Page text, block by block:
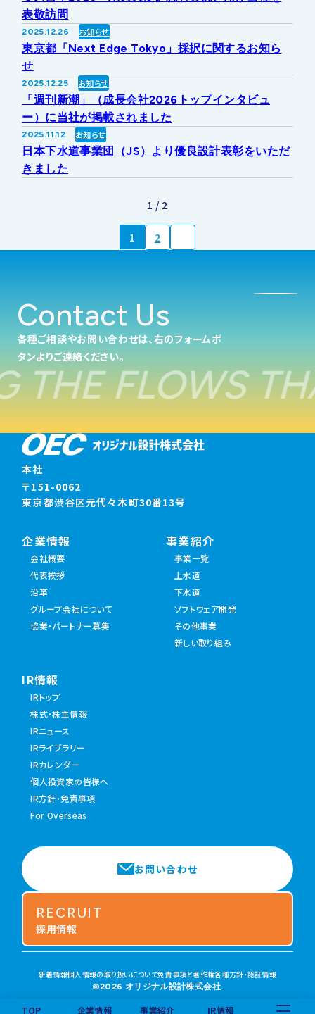
TOP 企業情報 事業紹介 IR情報
表敬訪問
2025.12.26 お知らせ
東京都「Next Edge Tokyo」採択に関するお知ら
せ
2025.12.25 お知らせ
「週刊新潮」（成長会社2026トップインタビュ
ー）に当社が掲載されました
2025.11.12 お知らせ
日本下水道事業団（JS）より優良設計表彰をいただ
きました
1 / 2
1 2
Contact Us
各種ご相談やお問い合わせは、右のフォームボ
タンよりご連絡ください。
THE FLOWS
本社
〒151-0062
東京都渋谷区元代々木町30番13号
企業情報
会社概要
代表挨拶
沿革
グループ会社について
協業・パートナー募集
事業紹介
事業一覧
上水道
下水道
ソフトウェア開発
その他事業
新しい取り組み
IR情報
IRトップ
株式・株主情報
IRニュース
IRライブラリー
IRカレンダー
個人投資家の皆様へ
IR方針・免責事項
For Overseas
お問い合わせ
RECRUIT
採用情報
新着情報個人情報の取り扱いについて免責事項と著作権各種方針・認証情報
©2026 オリジナル設計株式会社.